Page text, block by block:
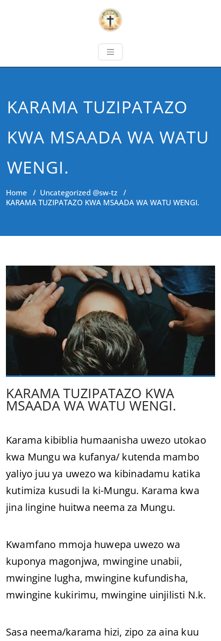
KARAMA TUZIPATAZO
KWA MSAADA WA WATU
WENGI.
Home / Uncategorized @sw-tz /
KARAMA TUZIPATAZO KWA MSAADA WA WATU WENGI.
KARAMA TUZIPATAZO KWA
MSAADA WA WATU WENGI.
Karama kibiblia humaanisha uwezo utokao
kwa Mungu wa kufanya/ kutenda mambo
yaliyo juu ya uwezo wa kibinadamu katika
kutimiza kusudi la ki-Mungu. Karama kwa
jina lingine huitwa neema za Mungu.
Kwamfano mmoja huwepa uwezo wa
kuponya magonjwa, mwingine unabii,
mwingine lugha, mwingine kufundisha,
mwingine kukirimu, mwingine uinjilisti N.k.
Sasa neema/karama hizi, zipo za aina kuu